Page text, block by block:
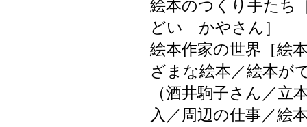
絵本のつくり手たち
どい かやさん］
絵本作家の世界［絵
ざまな絵本／絵本が
（酒井駒子さん／立
入／周辺の仕事／絵